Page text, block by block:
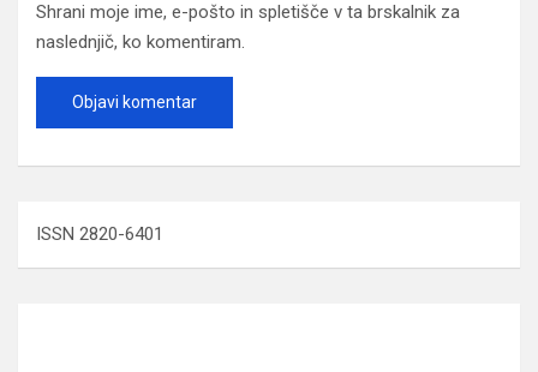
Shrani moje ime, e-pošto in spletišče v ta brskalnik za
naslednjič, ko komentiram.
ISSN 2820-6401